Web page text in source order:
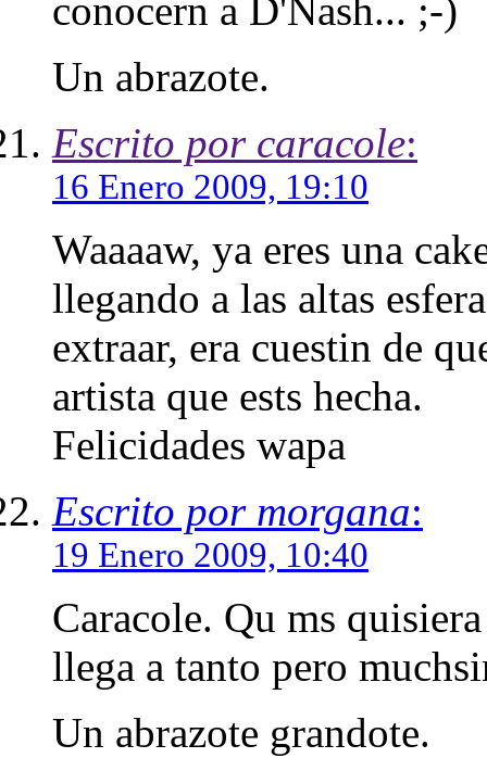
conocern a D'Nash... ;-)
Un abrazote.
Escrito por caracole:
16 Enero 2009, 19:10
Waaaaw, ya eres una
llegando a las altas
extraar, era cuestin de
artista que ests hecha.
Felicidades wapa
Escrito por morgana:
19 Enero 2009, 10:40
Caracole. Qu ms
llega a tanto pero
Un abrazote grandote.